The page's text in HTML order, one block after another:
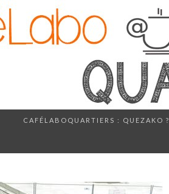
CAFÉLABOQUARTIERS : QUEZAKO ?